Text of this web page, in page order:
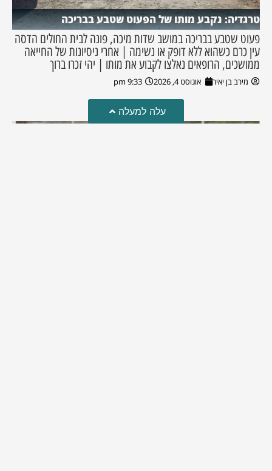
טרגדיה: נקבע מותו של הפעוט שטבע בבריכה
פעוט שטבע בבריכה במושב שדות מיכה, פונה לבית החולים הדסה
עין כרם כשהוא ללא דופק או נשימה | אחרי ניסיונות של החייאה
ממושכים, הרופאים נאלצו לקבוע את מותו | יהי זכרו ברוך
מירב בן יאיר אוגוסט 4, 2026 9:33 pm
עלה למעלה